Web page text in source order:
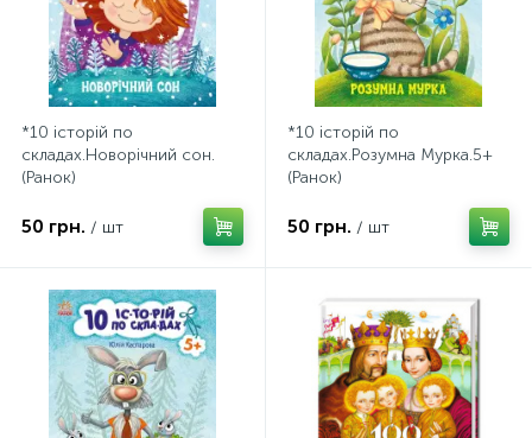
*10 історій по
складах.Новорічний сон.
(Ранок)
50 грн. / шт
*10 історій по
складах.Розумна Мурка.5+
(Ранок)
50 грн. / шт